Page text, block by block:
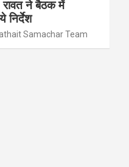
रावत ने बैठक में
निर्देश
Samachar Team